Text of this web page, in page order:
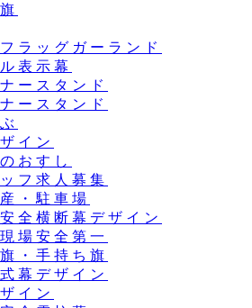
ラッグガーランド
表示幕
ースタンド
ースタンド
イン
おすし
フ求人募集
・駐車場
全横断幕デザイン
場安全第一
・手持ち旗
幕デザイン
イン